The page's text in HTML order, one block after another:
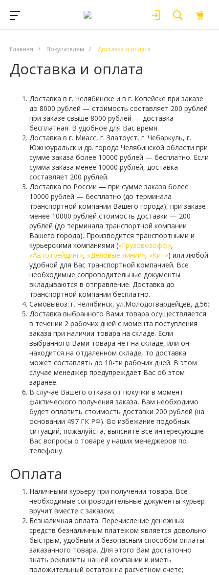
Главная / Покупателям / Доставка и оплата
Доставка и оплата
Доставка в г. Челябинске и в г. Копейске при заказе
до 8000 рублей — стоимость составляет 200 рублей
при заказе свыше 8000 рублей — доставка
бесплатная. В удобное для Вас время.
Доставка в г. Миасс, г. Златоуст, г. Чебаркуль, г.
Южноуральск и др. города Челябинской области при
сумме заказа более 10000 рублей — бесплатно. Если
сумма заказа менее 10000 рублей, доставка
составляет 200 рублей.
Доставка по России — при сумме заказа более
10000 рублей — бесплатно (до терминала
транспортной компании Вашего города), при заказе
менее 10000 рублей стоимость доставки — 200
рублей (до терминала транспортной компании
Вашего города). Производится транспортными и
курьерскими компаниями («Грузовозофф»,
«Автотрейдинг», «Деловые линии», «Кит») или любой
удобной для Вас транспортной компанией. Все
необходимые сопроводительные документы
вкладываются в отправление. Доставка до
транспортной компании бесплатно.
Самовывоз: г. Челябинск, ул.Молодогвардейцев, д.56;
Доставка выбранного Вами товара осуществляется
в течении 2 рабочих дней с момента поступления
заказа при наличии товара на складе. Если
выбранного Вами товара нет на складе, или он
находится на отдаленном складе, то доставка
может составлять до 10-ти рабочих дней. В этом
случае менеджер предупреждает Вас об этом
заранее.
В случае Вашего отказа от покупки в момент
фактического получения заказа, Вам необходимо
будет оплатить стоимость доставки 200 рублей (на
основании 497 ГК РФ). Во избежание подобных
ситуаций, пожалуйста, выясните все интересующие
Вас вопросы о товаре у наших менеджеров по
телефону.
Оплата
Наличными курьеру при получении товара. Все
необходимые сопроводительные документы курьер
вручит вместе с заказом;
Безналичная оплата. Перечисление денежных
средств безналичным платежом является довольно
быстрым, удобным и безопасным способом оплаты
заказанного товара. Для этого Вам достаточно
знать реквизиты нашей компании и иметь
положительный остаток на расчетном счете;